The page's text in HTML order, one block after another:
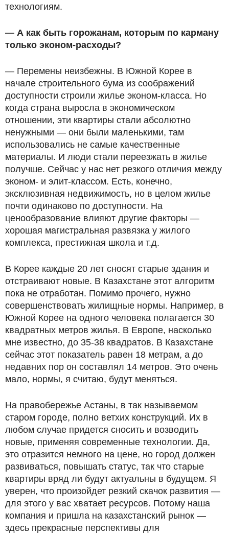
технологиям.
— А как быть горожанам, которым по карману
только эконом-расходы?
— Перемены неизбежны. В Южной Корее в
начале строительного бума из соображений
доступности строили жилье эконом-класса. Но
когда страна выросла в экономическом
отношении, эти квартиры стали абсолютно
ненужными — они были маленькими, там
использовались не самые качественные
материалы. И люди стали переезжать в жилье
получше. Сейчас у нас нет резкого отличия между
эконом- и элит-классом. Есть, конечно,
эксклюзивная недвижимость, но в целом жилье
почти одинаково по доступности. На
ценообразование влияют другие факторы —
хорошая магистральная развязка у жилого
комплекса, престижная школа и т.д.
В Корее каждые 20 лет сносят старые здания и
отстраивают новые. В Казахстане этот алгоритм
пока не отработан. Помимо прочего, нужно
совершенствовать жилищные нормы. Например, в
Южной Корее на одного человека полагается 30
квадратных метров жилья. В Европе, насколько
мне известно, до 35-38 квадратов. В Казахстане
сейчас этот показатель равен 18 метрам, а до
недавних пор он составлял 14 метров. Это очень
мало, нормы, я считаю, будут меняться.
На правобережье Астаны, в так называемом
старом городе, полно ветхих конструкций. Их в
любом случае придется сносить и возводить
новые, применяя современные технологии. Да,
это отразится немного на цене, но город должен
развиваться, повышать статус, так что старые
квартиры вряд ли будут актуальны в будущем. Я
уверен, что произойдет резкий скачок развития —
для этого у вас хватает ресурсов. Потому наша
компания и пришла на казахстанский рынок —
здесь прекрасные перспективы для